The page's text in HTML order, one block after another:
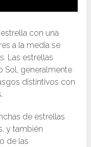
con una
a la media se
Las estrellas
Sol, generalmente
distintivos con
de estrellas
y también
de las